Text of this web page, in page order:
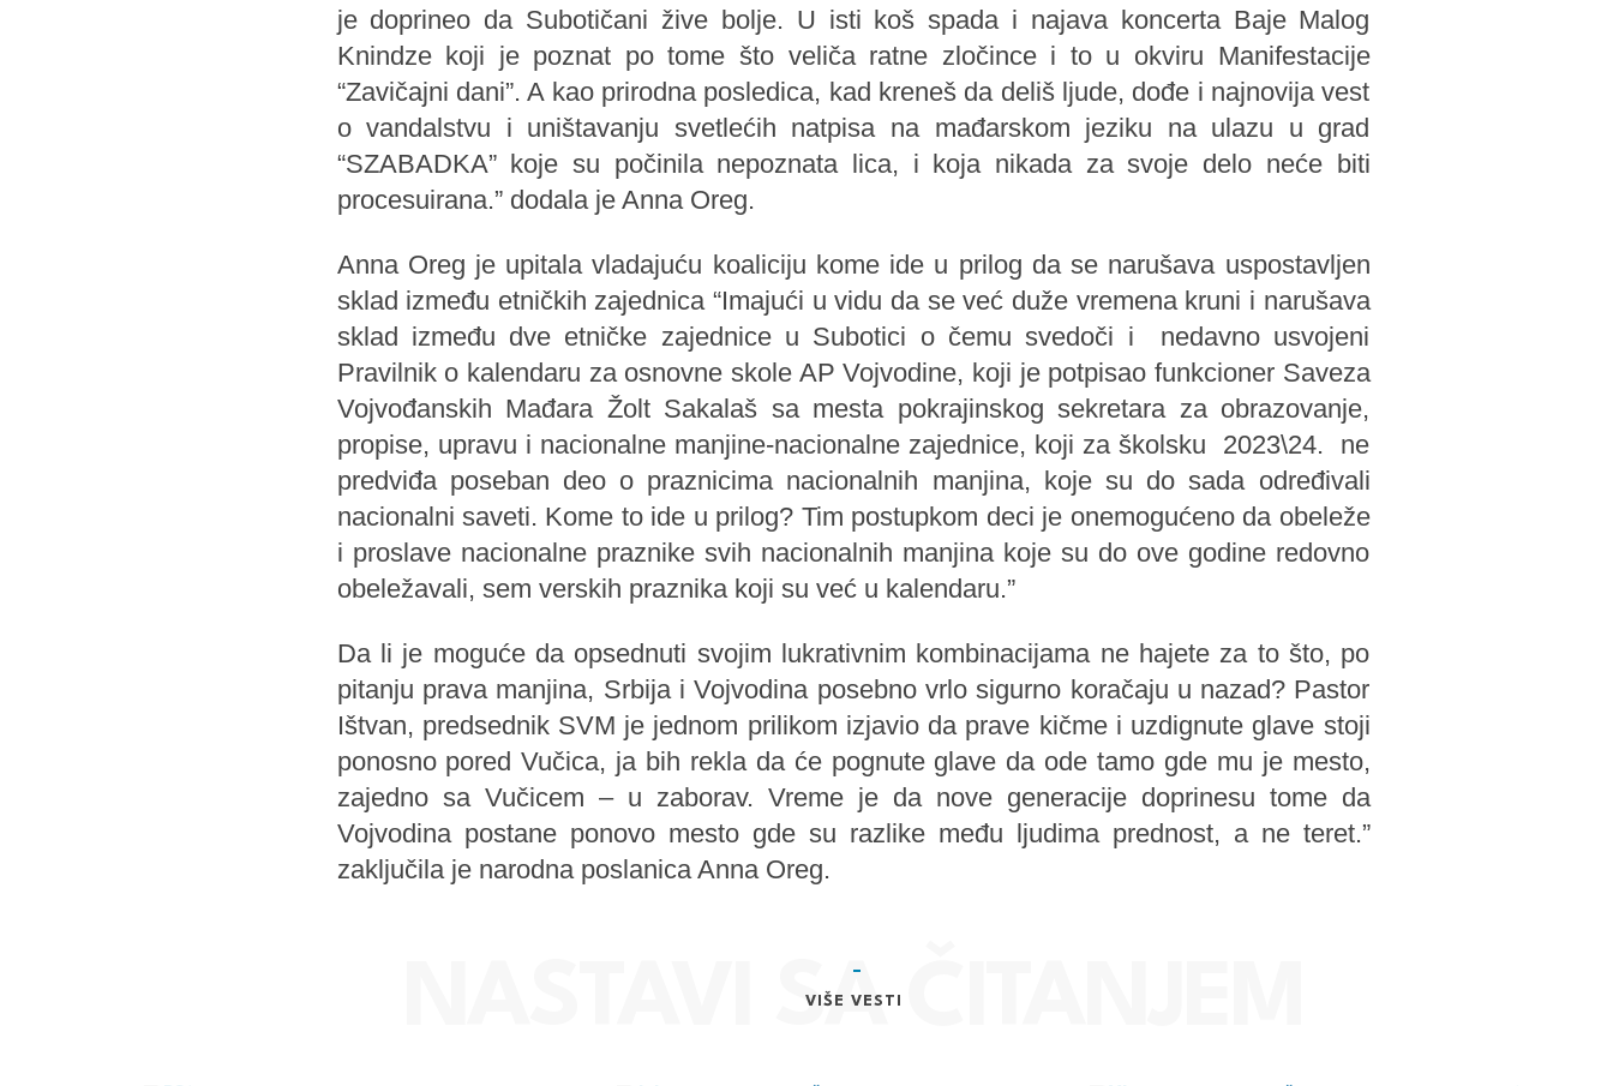
je doprineo da Subotičani žive bolje. U isti koš spada i najava koncerta Baje Malog
Knindze koji je poznat po tome što veliča ratne zločince i to u okviru Manifestacije
“Zavičajni dani”. A kao prirodna posledica, kad kreneš da deliš ljude, dođe i najnovija vest
o vandalstvu i uništavanju svetlećih natpisa na mađarskom jeziku na ulazu u grad
“SZABADKA” koje su počinila nepoznata lica, i koja nikada za svoje delo neće biti
procesuirana.” dodala je Anna Oreg.
Anna Oreg je upitala vladajuću koaliciju kome ide u prilog da se narušava uspostavljen
sklad između etničkih zajednica “Imajući u vidu da se već duže vremena kruni i narušava
sklad između dve etničke zajednice u Subotici o čemu svedoči i nedavno usvojeni
Pravilnik o kalendaru za osnovne skole AP Vojvodine, koji je potpisao funkcioner Saveza
Vojvođanskih Mađara Žolt Sakalaš sa mesta pokrajinskog sekretara za obrazovanje,
propise, upravu i nacionalne manjine-nacionalne zajednice, koji za školsku 2023\24. ne
predviđa poseban deo o praznicima nacionalnih manjina, koje su do sada određivali
nacionalni saveti. Kome to ide u prilog? Tim postupkom deci je onemogućeno da obeleže
i proslave nacionalne praznike svih nacionalnih manjina koje su do ove godine redovno
obeležavali, sem verskih praznika koji su već u kalendaru.”
Da li je moguće da opsednuti svojim lukrativnim kombinacijama ne hajete za to što, po
pitanju prava manjina, Srbija i Vojvodina posebno vrlo sigurno koračaju u nazad? Pastor
Ištvan, predsednik SVM je jednom prilikom izjavio da prave kičme i uzdignute glave stoji
ponosno pored Vučica, ja bih rekla da će pognute glave da ode tamo gde mu je mesto,
zajedno sa Vučicem – u zaborav. Vreme je da nove generacije doprinesu tome da
Vojvodina postane ponovo mesto gde su razlike među ljudima prednost, a ne teret.”
zaključila je narodna poslanica Anna Oreg.
VIŠE VESTI